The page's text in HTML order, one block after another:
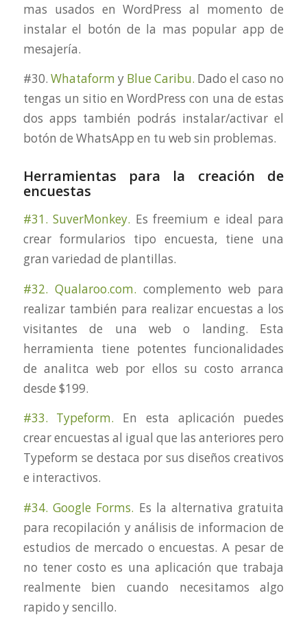
mas usados en WordPress al momento de
instalar el botón de la mas popular app de
mesajería.
#30. Whataform yBlue Caribu. Dado el caso no
tengas un sitio en WordPress con una de estas
dos apps también podrás instalar/activar el
botón de WhatsApp en tu web sin problemas.
Herramientas para la creación de
encuestas
#31. SuverMonkey. Es freemium e ideal para
crear formularios tipo encuesta, tiene una
gran variedad de plantillas.
#32. Qualaroo.com. complemento web para
realizar también para realizar encuestas a los
visitantes de una web o landing. Esta
herramienta tiene potentes funcionalidades
de analitca web por ellos su costo arranca
desde $199.
#33. Typeform. En esta aplicación puedes
crear encuestas al igual que las anteriores pero
Typeform se destaca por sus diseños creativos
e interactivos.
#34. Google Forms. Es la alternativa gratuita
para recopilación y análisis de informacion de
estudios de mercado o encuestas. A pesar de
no tener costo es una aplicación que trabaja
realmente bien cuando necesitamos algo
rapido y sencillo.